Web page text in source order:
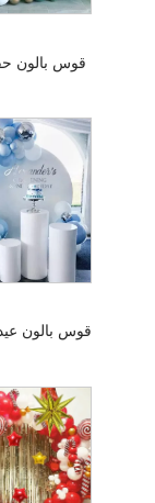
قوس بالون
قوس بالون